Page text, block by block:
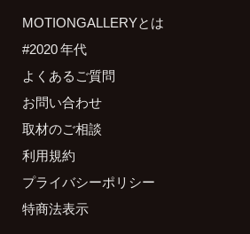
MOTIONGALLERYとは
#2020 年代
よくあるご質問
お問い合わせ
取材のご相談
利用規約
プライバシーポリシー
特商法表示